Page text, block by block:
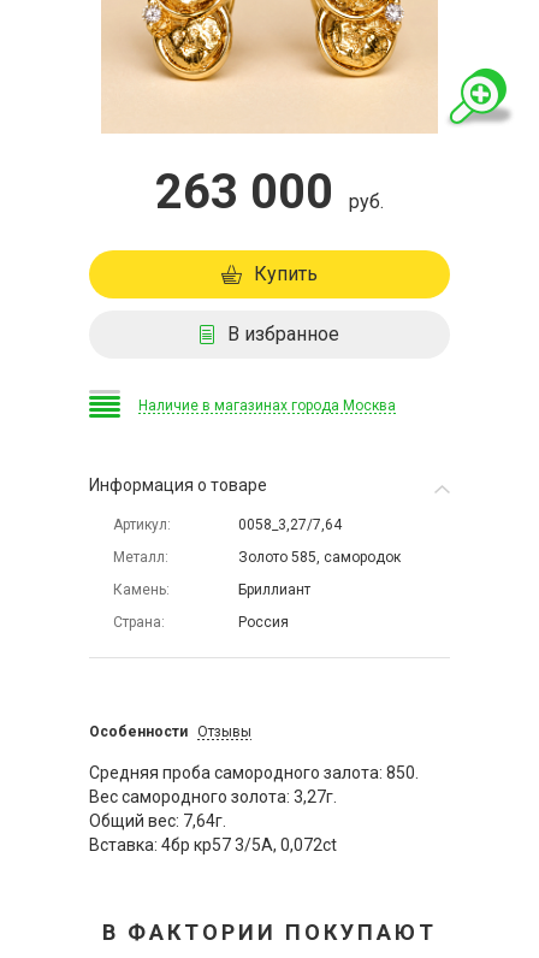
263 000 руб.
Купить
В избранное
Наличие в магазинах города Москва
Информация о товаре
Артикул
0058_3,27/7,64
Металл
Золото 585, самородок
Камень
Бриллиант
Страна
Россия
Особенности Отзывы
Средняя проба самородного залота: 850.
Вес самородного золота: 3,27г.
Общий вес: 7,64г.
Вставка: 4бр кр57 3/5А, 0,072ct
В ФАКТОРИИ ПОКУПАЮТ